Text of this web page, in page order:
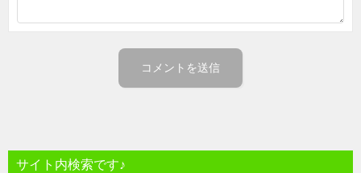
サイト内検索です♪